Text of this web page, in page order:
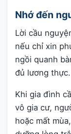
Nhớ đến
Lời cầu
nếu chỉ xin
ngồi quanh
đủ lương thực.
Khi gia đình
vô gia cư,
hoặc mất